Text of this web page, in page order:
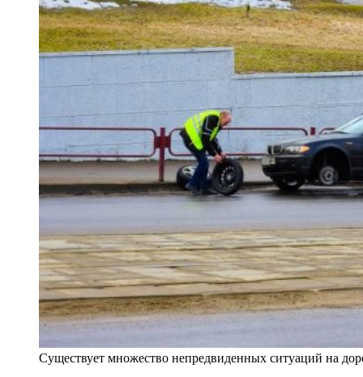
Существует множество непредвиденных ситуаций на